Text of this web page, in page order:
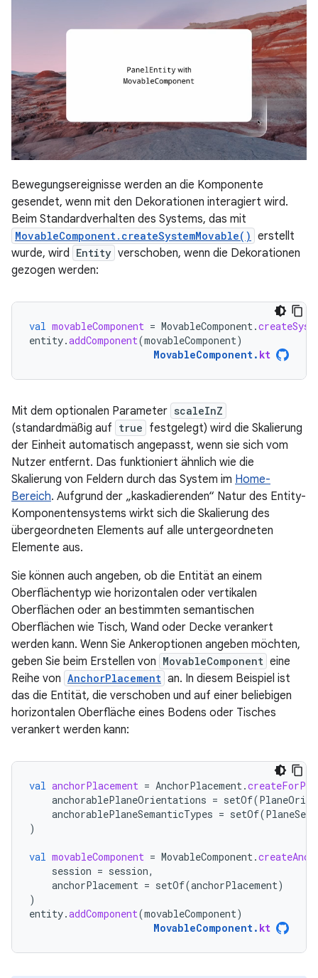
Bewegungsereignisse werden an die Komponente
gesendet, wenn mit den Dekorationen interagiert wird.
Beim Standardverhalten des Systems, das mit
MovableComponent.createSystemMovable() erstellt
wurde, wird Entity verschoben, wenn die Dekorationen
gezogen werden:
val movableComponent = MovableComponent.
entity.addComponent(movableComponent)
MovableComponent. kt
Mit dem optionalen Parameter scaleInZ
(standardmäßig auf true festgelegt) wird die Skalierung
der Einheit automatisch angepasst, wenn sie sich vom
Nutzer entfernt. Das funktioniert ähnlich wie die
Skalierung von Feldern durch das System im Home-
Bereich. Aufgrund der „kaskadierenden“ Natur des Entity-
Komponentensystems wirkt sich die Skalierung des
übergeordneten Elements auf alle untergeordneten
Elemente aus.
Sie können auch angeben, ob die Entität an einem
Oberflächentyp wie horizontalen oder vertikalen
Oberflächen oder an bestimmten semantischen
Oberflächen wie Tisch, Wand oder Decke verankert
werden kann. Wenn Sie Ankeroptionen angeben möchten,
geben Sie beim Erstellen von MovableComponent eine
Reihe von AnchorPlacement an. In diesem Beispiel ist
das die Entität, die verschoben und auf einer beliebigen
horizontalen Oberfläche eines Bodens oder Tisches
verankert werden kann:
val anchorPlacement = AnchorPlacement.
anchorablePlaneOrientations = setOf(
anchorablePlaneSemanticTypes = setOf(
)
val movableComponent = MovableComponent.
session = session,
anchorPlacement = setOf(anchorPlacement)
)
entity.addComponent(movableComponent)
MovableComponent. kt